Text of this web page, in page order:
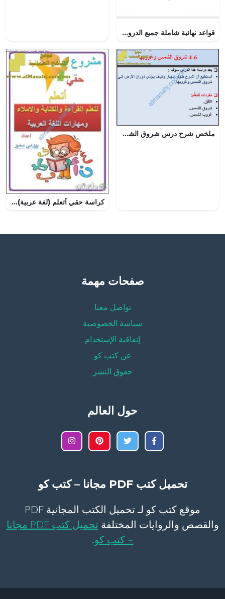
قواعد نهائية شاملة جميع الدروس, (لغة عربية) الخامس
ملخص شرح درس شروق الشمس وغروبها مع حل الأنشطة (علوم) الخامس
كراسة حقي أتعلم (لغة عربية) الثالث
صفحات مهمة
تواصل معنا
سياسة الخصوصية
إتفاقية الإستخدام
عن كتب كو
حقوق النشر
حول العالم
تحميل كتب PDF مجانا – كتب كو
موقع كتب كو لـ تحميل الكتب المجانية PDF
والقصص والروايات المختلفة
تحميل كتب PDF مجانا
– كتب كو.